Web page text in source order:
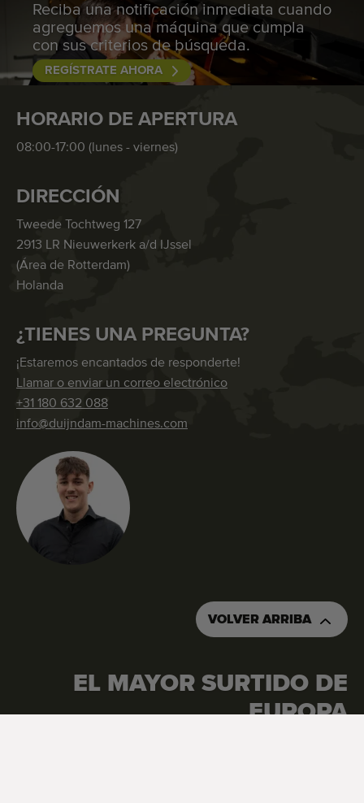
Reciba una notificación inmediata cuando
agreguemos una máquina que cumpla
con sus criterios de búsqueda.
REGÍSTRATE AHORA
HORARIO DE APERTURA
08:00-17:00 (lunes - viernes)
DIRECCIÓN
Tweede Tochtweg 127
2913 LR Nieuwerkerk a/d IJssel
(Área de Rotterdam)
Holanda
¿TIENES UNA PREGUNTA?
¡Estaremos encantados de responderte!
Llamar o enviar un correo electrónico
+31 180 632 088
info@duijndam-machines.com
VOLVER ARRIBA
EL MAYOR SURTIDO DE
EUROPA